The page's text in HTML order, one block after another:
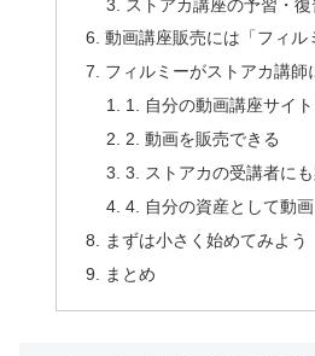
ストアカ講座の予習・
動画講座販売には「フィル
フィルミーがストアカ講師
1. 自分の動画講座サイ
2. 動画を販売できる
3. ストアカの受講者に
4. 自分の資産として動
まずは小さく始めてみよう
まとめ